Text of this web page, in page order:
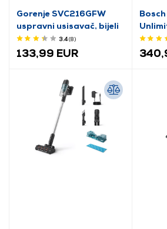
Gorenje SVC216GFW
uspravni usisavač, bijeli
3.4(8)
133,99 EUR
Bosch